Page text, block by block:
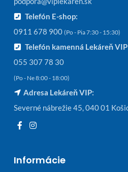
Telefón E-shop:
0911 678 900 (Po - Pia 7:30 - 15:30)
Telefón kamenná Lekáreň
055 307 78 30
(Po - Ne 8:00 - 18:00)
Adresa Lekáreň VIP:
Severné nábrežie 45, 040 01
Informácie